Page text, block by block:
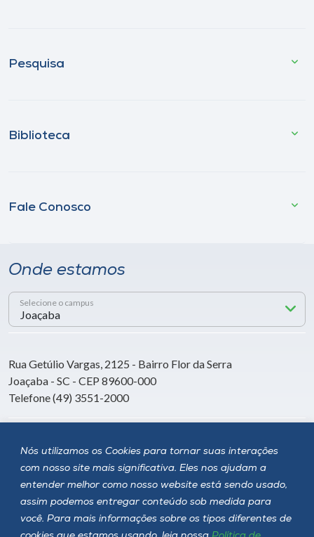
Nós utilizamos os Cookies para tornar suas interações
com nosso site mais significativa. Eles nos ajudam a
entender melhor como nosso website está sendo usado,
assim podemos entregar conteúdo sob medida para
você. Para mais informações sobre os tipos diferentes de
Pesquisa
Biblioteca
Fale Conosco
Onde estamos
Selecione o campus
Rua Getúlio Vargas, 2125 - Bairro Flor da Serra
Joaçaba - SC - CEP 89600-000
Telefone (49) 3551-2000
Siga a Unoesc